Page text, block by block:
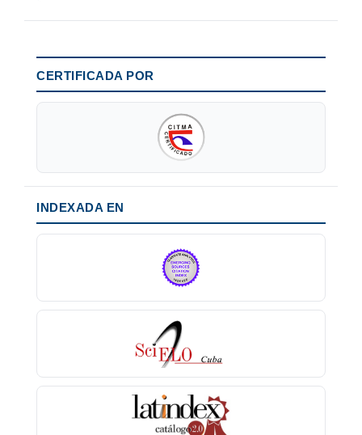
CERTIFICADA POR
INDEXADA EN